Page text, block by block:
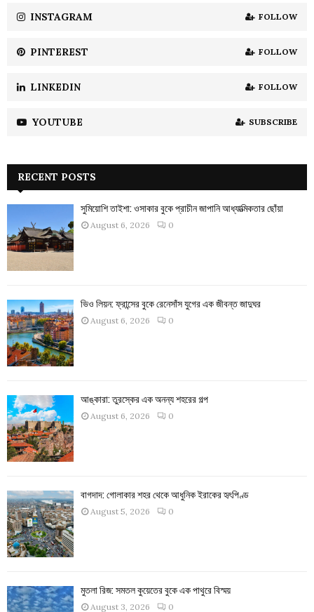
H
INSTAGRAM FOLLOW
PINTEREST FOLLOW
LINKEDIN FOLLOW
YOUTUBE SUBSCRIBE
RECENT POSTS
সুমিয়োশি তাইশা: ওসাকার বুকে প্রাচীন জাপানি আধ্যাত্মিকতার ছোঁয়া
August 6, 2026 0
ভিও লিয়ন: ফ্রান্সের বুকে রেনেসাঁস যুগের এক জীবন্ত জাদুঘর
August 6, 2026 0
আঙ্কারা: তুরস্কের এক অনন্য শহরের গল্প
August 6, 2026 0
বাগদাদ: গোলাকার শহর থেকে আধুনিক ইরাকের হৃৎপিণ্ড
August 5, 2026 0
মুতলা রিজ: সমতল কুয়েতের বুকে এক পাথুরে বিস্ময়
August 3, 2026 0